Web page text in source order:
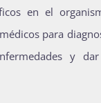
en el
para
y